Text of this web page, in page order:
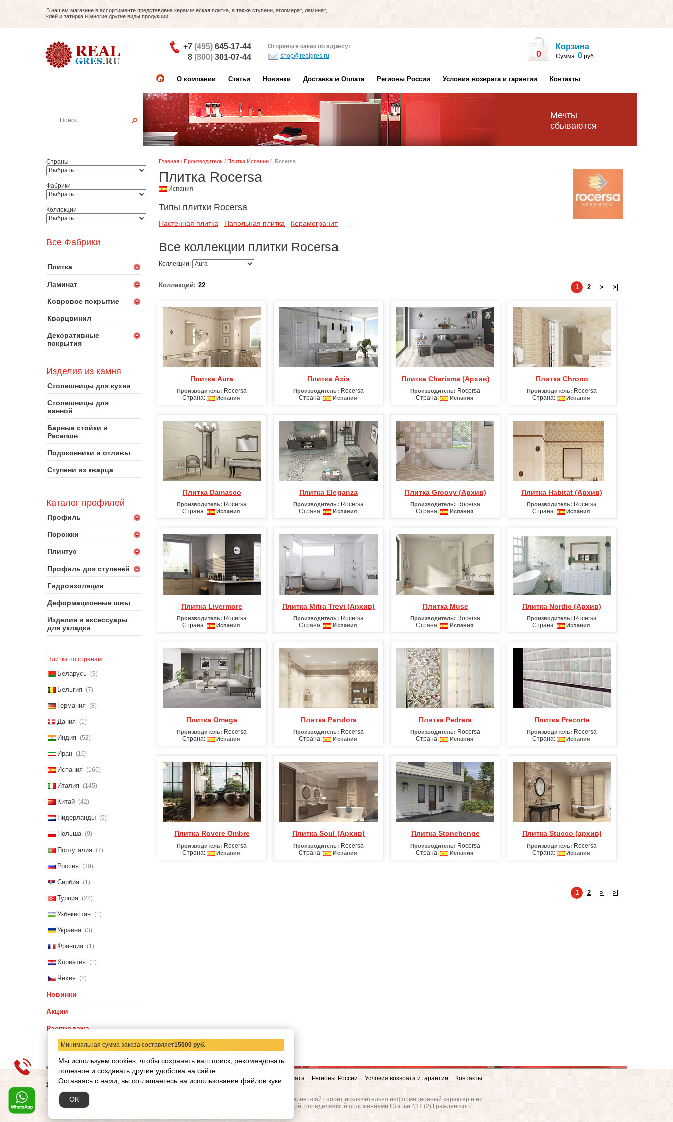
В нашем магазине в ассортименте представлена керамическая плитка, а также ступени, агломерат, ламинат,
клей и затирка и многие другие виды продукции.
+7 (495) 645-17-44
8 (800) 301-07-44
Отправьте заказ по адресу:
shop@realgres.ru
0
Корзина
Сумма: 0 руб.
О компании Статьи Новинки Доставка и Оплата Регионы России Условия возврата и гарантии Контакты
Мечты
сбываются
Страны
Фабрики
Коллекции
Все Фабрики
Плитка
Ламинат
Ковровое покрытие
Кварцвинил
Декоративные
покрытия
Изделия из камня
Столешницы для кухни
Столешницы для
ванной
Барные стойки и
Ресепшн
Подоконники и отливы
Ступени из кварца
Каталог профилей
Профиль
Порожки
Плинтус
Профиль для ступеней
Гидроизоляция
Деформационные швы
Изделия и аксессуары
для укладки
Плитка по странам
Беларусь (3)
Бельгия (7)
Германия (8)
Дания (1)
Индия (52)
Иран (16)
Испания (166)
Италия (145)
Китай (42)
Нидерланды (9)
Польша (9)
Португалия (7)
Россия (39)
Сербия (1)
Турция (22)
Узбекистан (1)
Украина (3)
Франция (1)
Хорватия (1)
Чехия (2)
Новинки
Акции
Распродажа
Главная / Производитель / Плитка Испании / Rocersa
Плитка Rocersa
Испания
Типы плитки Rocersa
Настенная плитка Напольная плитка Керамогранит
Все коллекции плитки Rocersa
Коллекции:
Коллекций: 22 1 2 > >|
Плитка Aura
Производитель: Rocersa
Страна:
Испания
Плитка Axis
Производитель: Rocersa
Страна:
Испания
Плитка Charisma (Архив)
Производитель: Rocersa
Страна:
Испания
Плитка Chrono
Производитель: Rocersa
Страна:
Испания
Плитка Damasco
Производитель: Rocersa
Страна:
Испания
Плитка Eleganza
Производитель: Rocersa
Страна:
Испания
Плитка Groovy (Архив)
Производитель: Rocersa
Страна:
Испания
Плитка Habitat (Архив)
Производитель: Rocersa
Страна:
Испания
Плитка Livermore
Производитель: Rocersa
Страна:
Испания
Плитка Mitra Trevi (Архив)
Производитель: Rocersa
Страна:
Испания
Плитка Muse
Производитель: Rocersa
Страна:
Испания
Плитка Nordic (Архив)
Производитель: Rocersa
Страна:
Испания
Плитка Omega
Производитель: Rocersa
Страна:
Испания
Плитка Pandora
Производитель: Rocersa
Страна:
Испания
Плитка Pedrera
Производитель: Rocersa
Страна:
Испания
Плитка Precorte
Производитель: Rocersa
Страна:
Испания
Плитка Rovere Ombre
Производитель: Rocersa
Страна:
Испания
Плитка Soul (Архив)
Производитель: Rocersa
Страна:
Испания
Плитка Stonehenge
Производитель: Rocersa
Страна:
Испания
Плитка Stucco (архив)
Производитель: Rocersa
Страна:
Испания
1 2 > >|
О компании Статьи Новинки Доставка и Оплата Регионы России Условия возврата и гарантии
Контакты
Обращаем ваше внимание на то, что данный интернет-сайт носит исключительно информационный характер и ни
при каких условиях не является публичной офертой, определяемой положениями Статьи 437 (2) Гражданского
Минимальная сумма заказа составляет15000 руб.
Мы используем cookies, чтобы сохранять ваш поиск, рекомендовать
полезное и создавать другие удобства на сайте.
Оставаясь с нами, вы соглашаетесь на использование файлов куки.
OK